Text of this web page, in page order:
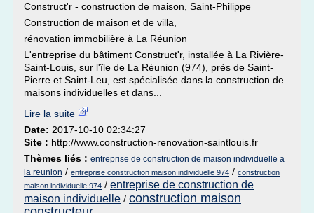
Construct'r - construction de maison, Saint-Philippe
Construction de maison et de villa,
rénovation immobilière à La Réunion
L'entreprise du bâtiment Construct'r, installée à La Rivière-
Saint-Louis, sur l'île de La Réunion (974), près de Saint-
Pierre et Saint-Leu, est spécialisée dans la construction de
maisons individuelles et dans...
Lire la suite
Date: 2017-10-10 02:34:27
Site : http://www.construction-renovation-saintlouis.fr
Thèmes liés : entreprise de construction de maison individuelle a
la reunion / entreprise construction maison individuelle 974 / construction
maison individuelle 974 / entreprise de construction de
maison individuelle / construction maison